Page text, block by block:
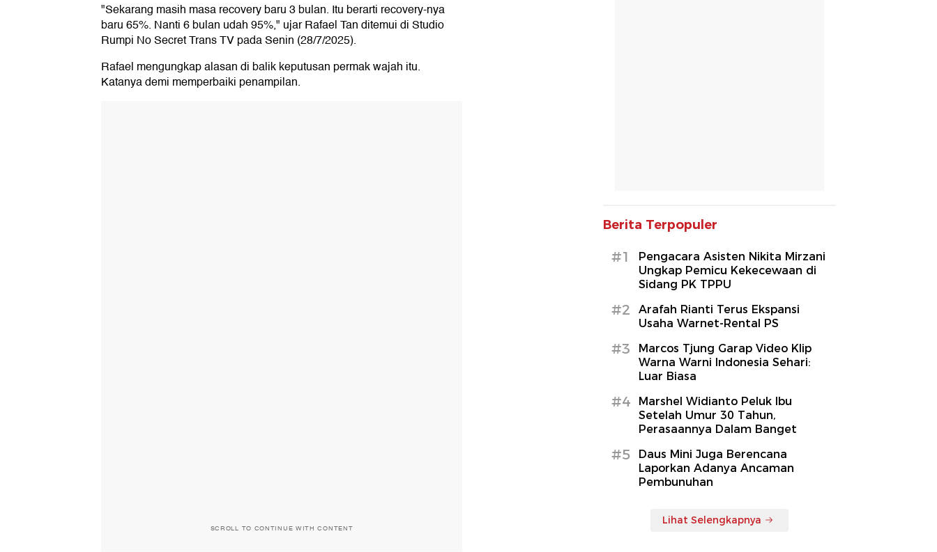
"Sekarang masih masa recovery baru 3 bulan. Itu berarti recovery-nya
baru 65%. Nanti 6 bulan udah 95%," ujar Rafael Tan ditemui di Studio
Rumpi No Secret Trans TV pada Senin (28/7/2025).
Rafael mengungkap alasan di balik keputusan permak wajah itu.
Katanya demi memperbaiki penampilan.
SCROLL TO CONTINUE WITH CONTENT
Berita Terpopuler
#1
Pengacara Asisten Nikita Mirzani
Ungkap Pemicu Kekecewaan di
Sidang PK TPPU
#2
Arafah Rianti Terus Ekspansi
Usaha Warnet-Rental PS
#3
Marcos Tjung Garap Video Klip
Warna Warni Indonesia Sehari:
Luar Biasa
#4
Marshel Widianto Peluk Ibu
Setelah Umur 30 Tahun,
Perasaannya Dalam Banget
#5
Daus Mini Juga Berencana
Laporkan Adanya Ancaman
Pembunuhan
Lihat Selengkapnya